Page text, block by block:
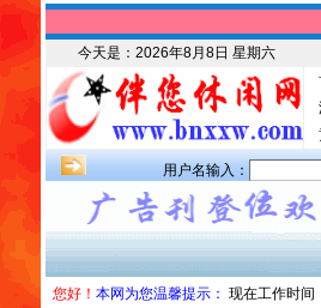
今天是： 2026年8月8日 星期六
用户名输入：
您好！ 本网为您温馨提示： 现在工作时间